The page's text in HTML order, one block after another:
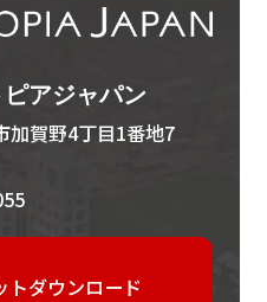
アジャパン
加賀野4丁目1番地7
トダウンロード